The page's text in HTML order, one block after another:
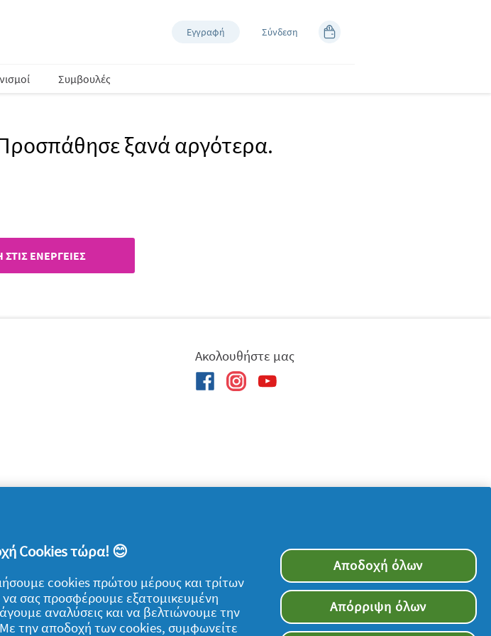
Εγγραφή Σύνδεση
Συμβουλές
ξανά αργότερα.
ΕΝΈΡΓΕΙΕΣ
Ακολουθήστε μας
Cookies τώρα! 😊
cookies πρώτου μέρους και τρίτων
να σας προσφέρουμε εξατομικευμένη
αναλύσεις και να βελτιώνουμε την
την αποδοχή των cookies, συμφωνείτε
Αποδοχή όλων
Απόρριψη όλων